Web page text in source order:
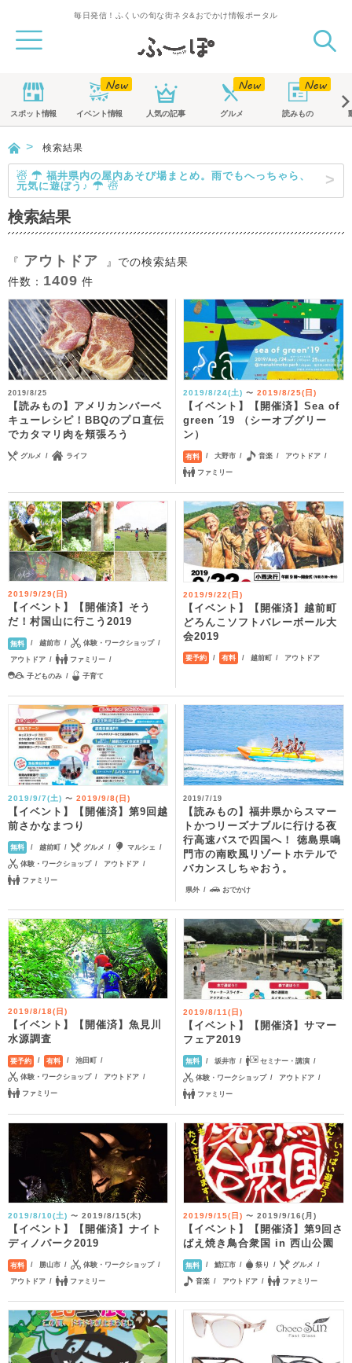
毎日発信！ふくいの旬な街ネタ&おでかけ情報ポータル
スポット情報 イベント情報 人気の記事 グルメ 読みもの
検索結果
☃ ☂ 福井県内の屋内あそび場まとめ。雨でもへっちゃら、
元気に遊ぼう♪ ☂ ☃
検索結果
『 アウトドア
』での検索結果
件数： 1409 件
2019/8/25
【読みもの】アメリカンバーベ
キューレシピ！BBQのプロ直伝
でカタマリ肉を頬張ろう
グルメ ライフ
2019/8/24(土) 〜 2019/8/25(日)
【イベント】【開催済】Sea of
green ´19 （シーオブグリー
ン）
有料 大野市 音楽 アウトドア
ファミリー
2019/9/29(日)
【イベント】【開催済】そう
だ！村国山に行こう2019
無料 越前市 体験・ワークショップ
アウトドア ファミリー
子どものみ 子育て
2019/9/22(日)
【イベント】【開催済】越前町
どろんこソフトバレーボール大
会2019
要予約 有料 越前町 アウトドア
2019/9/7(土) 〜 2019/9/8(日)
【イベント】【開催済】第9回越
前さかなまつり
無料 越前町 グルメ マルシェ
体験・ワークショップ アウトドア
ファミリー
2019/7/19
【読みもの】福井県からスマー
トかつリーズナブルに行ける夜
行高速バスで四国へ！ 徳島県鳴
門市の南欧風リゾートホテルで
バカンスしちゃおう。
県外 おでかけ
2019/8/18(日)
【イベント】【開催済】魚見川
水源調査
要予約 有料 池田町
体験・ワークショップ アウトドア
ファミリー
2019/8/11(日)
【イベント】【開催済】サマー
フェア2019
無料 坂井市 セミナー・講演
体験・ワークショップ アウトドア
ファミリー
2019/8/10(土) 〜 2019/8/15(木)
【イベント】【開催済】ナイト
ディノパーク2019
有料 勝山市 体験・ワークショップ
アウトドア ファミリー
2019/9/15(日) 〜 2019/9/16(月)
【イベント】【開催済】第9回さ
ばえ焼き鳥合衆国 in 西山公園
無料 鯖江市 祭り グルメ
音楽 アウトドア ファミリー